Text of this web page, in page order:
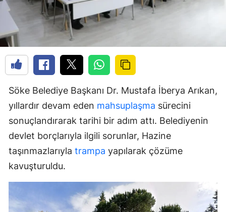
Söke Belediye Başkanı Dr. Mustafa İberya Arıkan,
yıllardır devam eden mahsuplaşma sürecini
sonuçlandırarak tarihi bir adım attı. Belediyenin
devlet borçlarıyla ilgili sorunlar, Hazine
taşınmazlarıyla trampa yapılarak çözüme
kavuşturuldu.